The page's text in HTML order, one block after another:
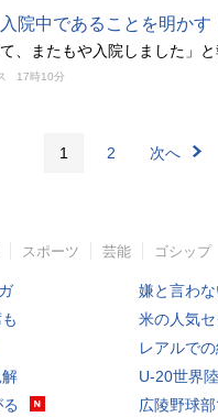
院中であることを明かす
て、またもや入院しました」
17時10分
1 2 次へ
スポーツ 芸能 ゴシップ
嫌と言わ
米の人気
レアルで
U-20世界
広陵野球